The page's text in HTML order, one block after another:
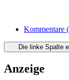
Kommentare
Die linke Spalte
Anzeige